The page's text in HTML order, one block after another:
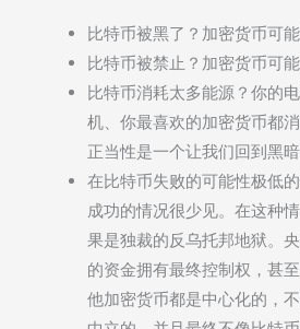
比特币被黑了？加密货币可能
比特币被禁止？加密货币可能
比特币消耗太多能源？你的
机、你最喜欢的加密货币都
正当性是一个让我们回到黑暗
在比特币失败的可能性极低
成功的情况很少见。在这种
果是独裁的反乌托邦地狱。
的资金拥有最终控制权，甚
他加密货币都是中心化的，